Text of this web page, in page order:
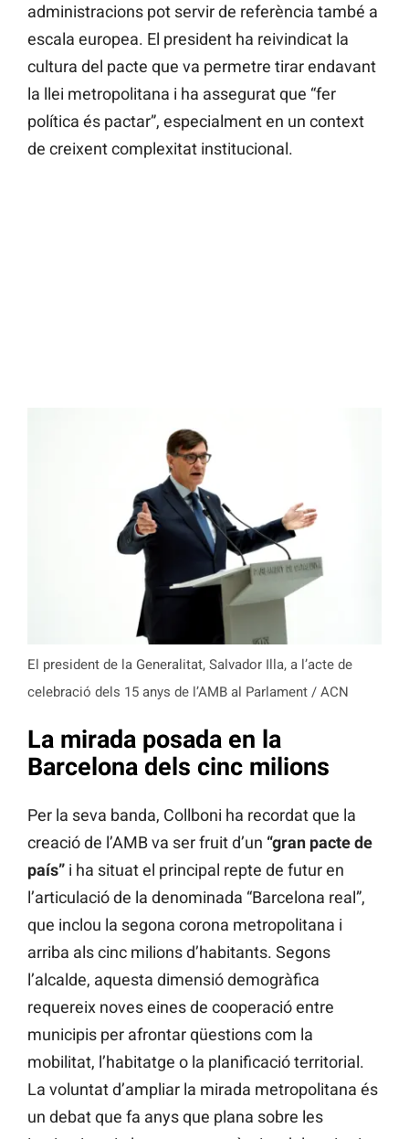
administracions pot servir de referència també a
escala europea. El president ha reivindicat la
cultura del pacte que va permetre tirar endavant
la llei metropolitana i ha assegurat que “fer
política és pactar”, especialment en un context
de creixent complexitat institucional.
El president de la Generalitat, Salvador Illa, a l’acte de
celebració dels 15 anys de l’AMB al Parlament / ACN
La mirada posada en la
Barcelona dels cinc milions
Per la seva banda, Collboni ha recordat que la
creació de l’AMB va ser fruit d’un “gran pacte de
país” i ha situat el principal repte de futur en
l’articulació de la denominada “Barcelona real”,
que inclou la segona corona metropolitana i
arriba als cinc milions d’habitants. Segons
l’alcalde, aquesta dimensió demogràfica
requereix noves eines de cooperació entre
municipis per afrontar qüestions com la
mobilitat, l’habitatge o la planificació territorial.
La voluntat d’ampliar la mirada metropolitana és
un debat que fa anys que plana sobre les